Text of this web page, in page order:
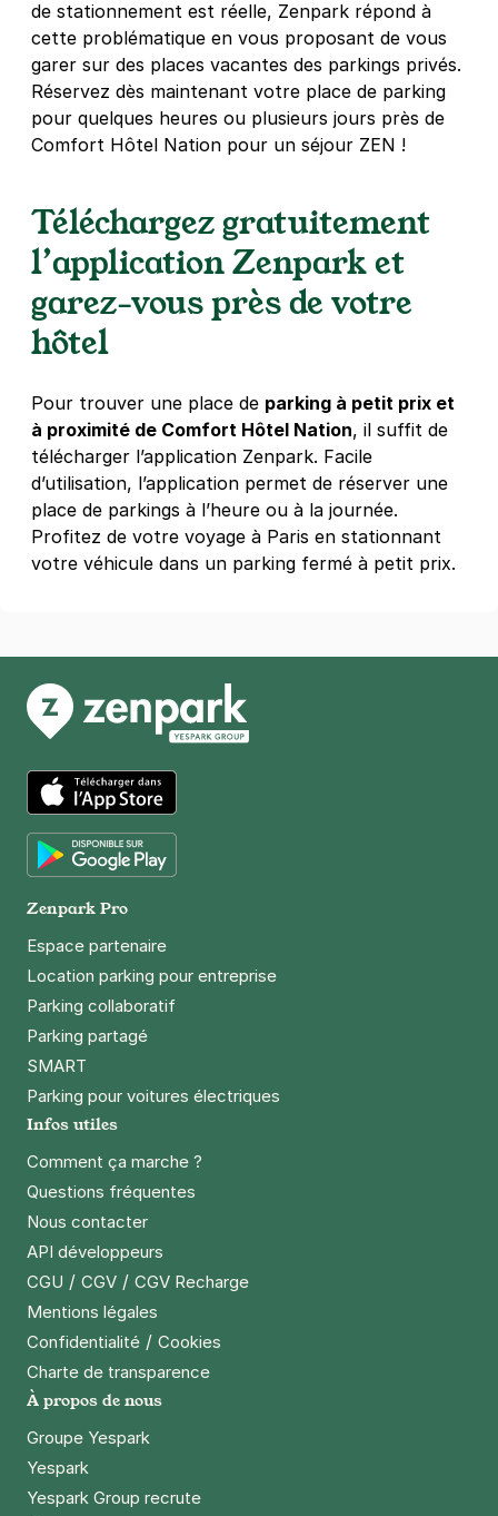
4 €/heure 32 €/jour,100 €/semaine(tarifs dégressifs)
+ Abonnements disponibles
Paris - Bastille - Thiéré
15 passage Thiéré
75011 Paris
4,0
(259 avis)
4 €/heure
+ Abonnements disponibles
Paris - Père Lachaise -
Ménilmontant
90 boulevard de Ménilmontant
75020Paris
+ Abonnements disponibles
10 rue Omer Talon
75011
75020Paris
3,50 €/heure ,25 €/jour,
Réserver
+ Abonnements disponibles
26 rue de Chalon
4,5(339 avis)
(tarifs dégressifs)
Réserver
de stationnement est réelle, Zenpark répond à
cette problématique en vous proposant de vous
garer sur des places vacantes des parkings privés.
Réservez dès maintenant votre place de parking
pour quelques heures ou plusieurs jours près de
Comfort Hôtel Nation pour un séjour ZEN !
Téléchargez gratuitement
l’application Zenpark et
garez-vous près de votre
hôtel
Pour trouver une place de parking à petit prix et
à proximité de Comfort Hôtel Nation, il suffit de
télécharger l’application Zenpark. Facile
d’utilisation, l’application permet de réserver une
place de parkings à l’heure ou à la journée.
Profitez de votre voyage à Paris en stationnant
votre véhicule dans un parking fermé à petit prix.
App Store
Zenpark Pro
Espace partenaire
Location parking pour entreprise
Parking collaboratif
Parking partagé
SMART
Parking pour voitures électriques
Infos utiles
Comment ça marche ?
Questions fréquentes
Nous contacter
API développeurs
CGU / CGV / CGV Recharge
Mentions légales
Confidentialité / Cookies
Charte de transparence
À propos de nous
Groupe Yespark
Yespark
Yespark Group recrute